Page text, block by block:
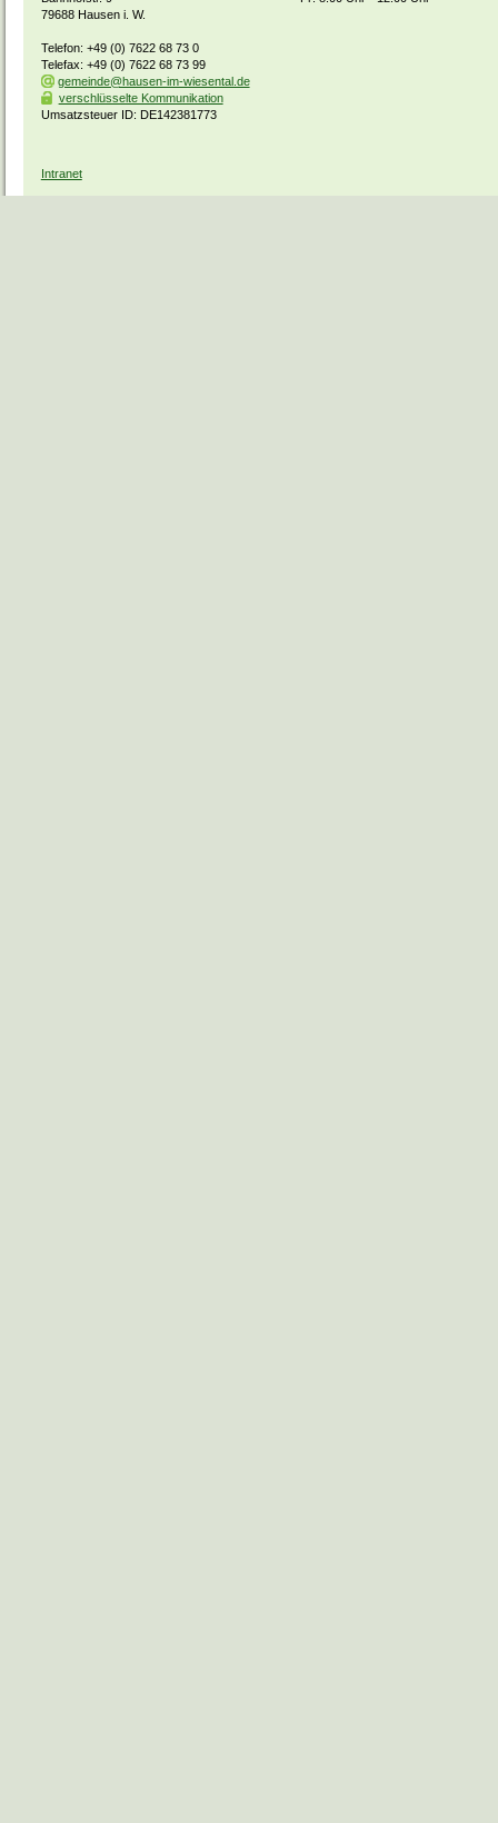
79688 Hausen i. W.
Telefon: +49 (0) 7622 68 73 0
Telefax: +49 (0) 7622 68 73 99
gemeinde@hausen-im-wiesental.de
verschlüsselte Kommunikation
Umsatzsteuer ID: DE142381773
Intranet